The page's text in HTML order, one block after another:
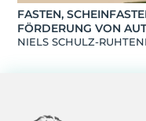
FASTEN,
FÖRDERUNG VON
NIELS SCHULZ-